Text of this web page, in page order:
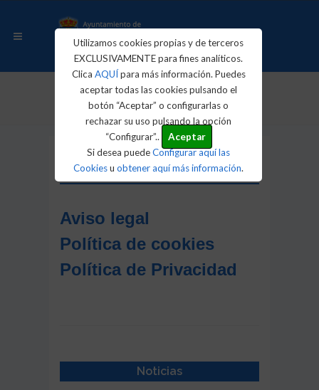
Utilizamos cookies propias y de terceros
EXCLUSIVAMENTE para fines analíticos.
Clica AQUÍpara más información. Puedes
aceptar todas las cookies pulsando el
botón “Aceptar” o configurarlas o
rechazar su uso pulsando la opción
“Configurar”..
Aceptar
Si desea puedeConfigurar aquí las
Cookiesuobtener aquí más información.
Inicio Textos legales
Textos legales
Aviso legal
Política de cookies
Política de Privacidad
Noticias